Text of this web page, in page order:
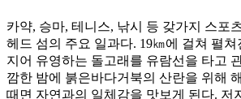
카약, 승마, 테니스, 낚시 등 갖가지 스포
헤드 섬의 주요 일과다. 19㎞에 걸쳐 펼쳐
지어 유영하는 돌고래를 유람선을 타고
깜한 밤에 붉은바다거북의 산란을 위해
때면 자연과의 일체감을 맛보게 된다. 저